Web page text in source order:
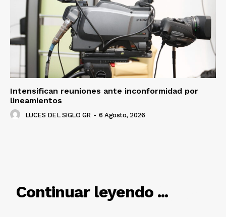
Intensifican reuniones ante inconformidad por
lineamientos
LUCES DEL SIGLO GR - 6 Agosto, 2026
Continuar leyendo ...
RELACIONADO